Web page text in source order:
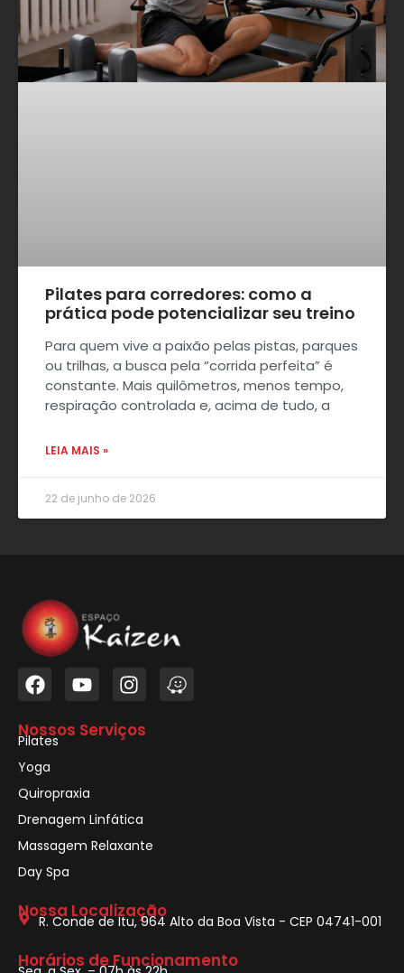
Pilates para corredores: como a
prática pode potencializar seu treino
Para quem vive a paixão pelas pistas, parques
ou trilhas, a busca pela “corrida perfeita” é
constante. Mais quilômetros, menos tempo,
respiração controlada e, acima de tudo, a
LEIA MAIS »
22 de junho de 2026
Nossos Serviços
Pilates
Yoga
Quiropraxia
Drenagem Linfática
Massagem Relaxante
Day Spa
Nossa Localização
R. Conde de Itu, 964 Alto da Boa Vista - CEP 04741-001
Horários de Funcionamento